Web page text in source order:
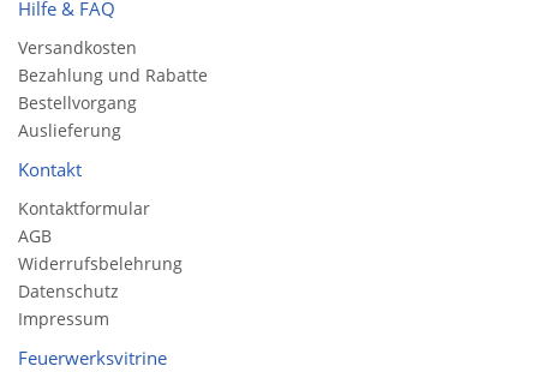
Hilfe & FAQ
Versandkosten
Bezahlung und Rabatte
Bestellvorgang
Auslieferung
Kontakt
Kontaktformular
AGB
Widerrufsbelehrung
Datenschutz
Impressum
Feuerwerksvitrine